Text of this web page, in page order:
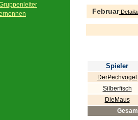
Februar
Spieler
DerPechvogel
Silberfisch
DieMaus